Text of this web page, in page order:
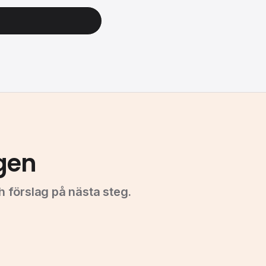
förslag på nästa steg.